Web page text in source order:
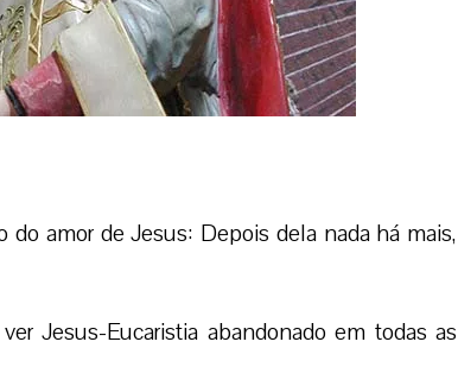
do amor de Jesus: Depois dela nada há mais,
Jesus-Eucaristia abandonado em todas as